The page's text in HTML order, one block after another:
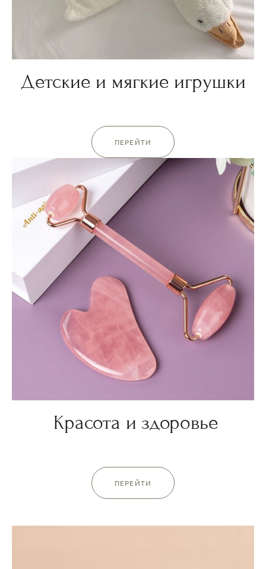
Детские и мягкие игрушки
ПЕРЕЙТИ
Красота и здоровье
ПЕРЕЙТИ